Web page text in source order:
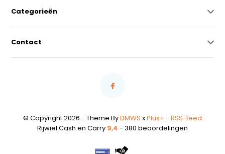
Categorieën
Contact
© Copyright 2026 - Theme ByDMWS xPlus+ - RSS-feed
Rijwiel Cash en Carry 9,4 - 380 beoordelingen